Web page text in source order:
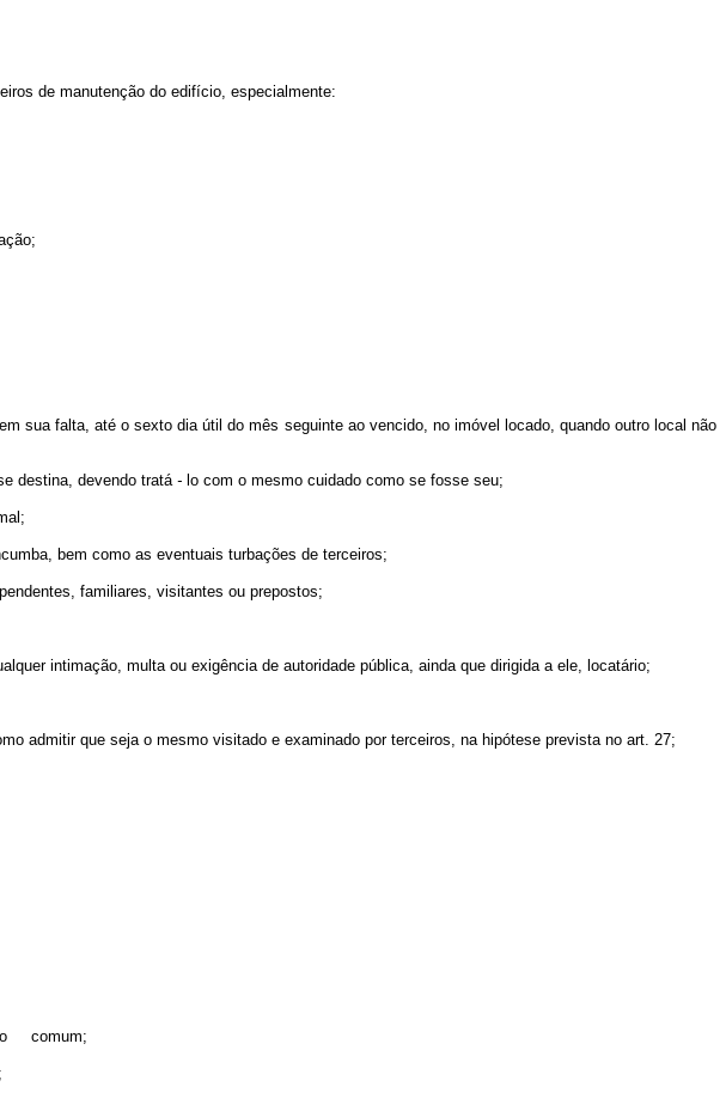
de manutenção do edifício, especialmente:
sua falta, até o sexto dia útil do mês seguinte ao vencido, no imóvel locado, quando outro local não
destina, devendo tratá - lo com o mesmo cuidado como se fosse seu;
bem como as eventuais turbações de terceiros;
familiares, visitantes ou prepostos;
intimação, multa ou exigência de autoridade pública, ainda que dirigida a ele, locatário;
admitir que seja o mesmo visitado e examinado por terceiros, na hipótese prevista no art. 27;
comum;